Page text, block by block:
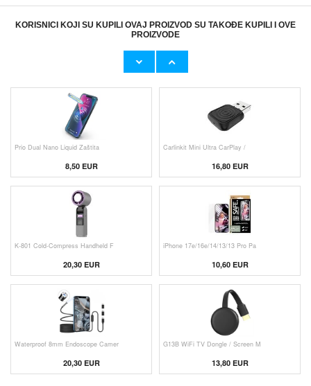
KORISNICI KOJI SU KUPILI OVAJ PROIZVOD SU TAKOĐE KUPILI I OVE
PROIZVODE
Originalni Apple Lightning Kab
Prio Dual Nano Liquid Zaštita
8,50 EUR
Carlinkit Mini Ultra CarPlay /
16,80 EUR
K-801 Cold-Compress Handheld F
20,30 EUR
iPhone 17e/16e/14/13/13 Pro Pa
10,60 EUR
Waterproof 8mm Endoscope Camer
20,30 EUR
G13B WiFi TV Dongle / Screen M
13,80 EUR